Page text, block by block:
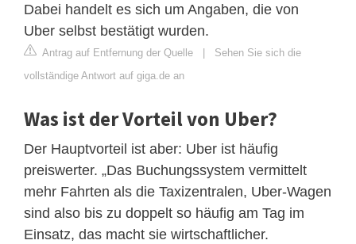
Dabei handelt es sich um Angaben, die von
Uber selbst bestätigt wurden.
Antrag auf Entfernung der Quelle
Sehen Sie sich die
vollständige Antwort auf giga.de an
Was ist der Vorteil von Uber?
Der Hauptvorteil ist aber: Uber ist häufig
preiswerter. „Das Buchungssystem vermittelt
mehr Fahrten als die Taxizentralen, Uber-Wagen
sind also bis zu doppelt so häufig am Tag im
Einsatz, das macht sie wirtschaftlicher.